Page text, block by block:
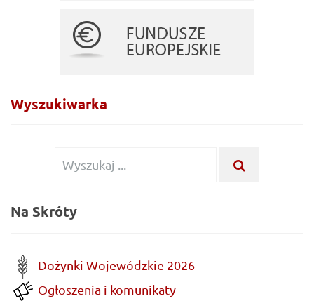
Wyszukiwarka
Wyszukiwanie
Na Skróty
Dożynki Wojewódzkie 2026
Ogłoszenia i komunikaty